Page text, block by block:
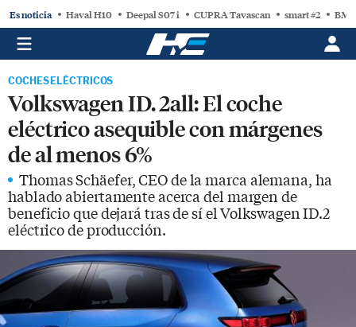
Es noticia Haval H10 Deepal S07 i CUPRA Tavascan smart #2
COCHES ELÉCTRICOS
Volkswagen ID. 2all: El coche
eléctrico asequible con márgenes
de al menos 6%
Thomas Schäefer, CEO de la marca alemana, ha
hablado abiertamente acerca del margen de
beneficio que dejará tras de sí el Volkswagen ID.2
eléctrico de producción.